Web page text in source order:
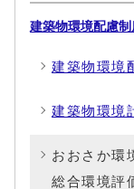
建築物環境配慮制
建築物環境
建築物環境
おおさか環
総合環境評